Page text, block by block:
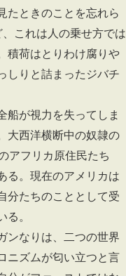
たときのことを忘れら
これは人の乗せ方では
積荷はとりわけ腐りや
しりと詰まったジバチ
船が視力を失ってしま
大西洋横断中の奴隷の
アフリカ原住民たち
る。現在のアメリカは
分たちのこととして受
。
ンなりは、二つの世界
ニズムが匂い立つと言